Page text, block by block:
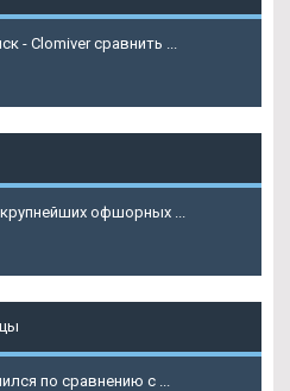
- Clomiver сравнить ...
офшорных ...
по сравнению с ...